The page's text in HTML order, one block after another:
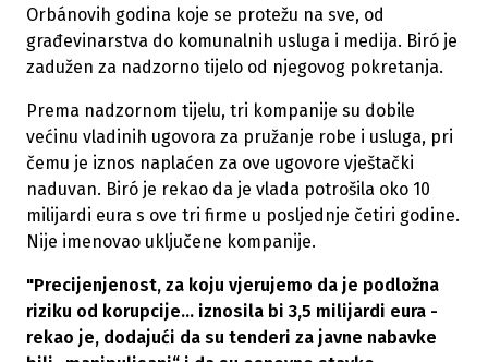
Orbánovih godina koje se protežu na sve, od
građevinarstva do komunalnih usluga i medija. Biró je
zadužen za nadzorno tijelo od njegovog pokretanja.
Prema nadzornom tijelu, tri kompanije su dobile
većinu vladinih ugovora za pružanje robe i usluga, pri
čemu je iznos naplaćen za ove ugovore vještački
naduvan. Biró je rekao da je vlada potrošila oko 10
milijardi eura s ove tri firme u posljednje četiri godine.
Nije imenovao uključene kompanije.
"Precijenjenost, za koju vjerujemo da je podložna
riziku od korupcije... iznosila bi 3,5 milijardi eura -
rekao je, dodajući da su tenderi za javne nabavke